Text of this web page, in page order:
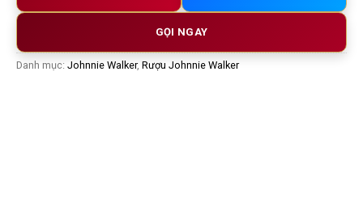
GỌI NGAY
Danh mục: Johnnie Walker, Rượu Johnnie Walker